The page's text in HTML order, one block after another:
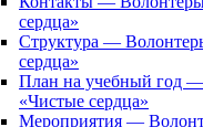
сердца»
Структура —
сердца»
План на учебный год
«Чистые сердца»
Мероприятия —